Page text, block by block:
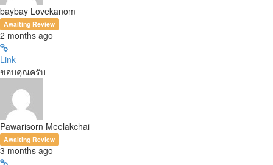
baybay Lovekanom
Awaiting Review
2 months ago
Link
ขอบคุณครับ
Pawarisorn Meelakchai
Awaiting Review
3 months ago